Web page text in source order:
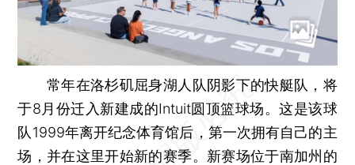
常年在洛杉矶屈身湖人队阴影下的快艇队，将
于8月份迁入新建成的Intuit圆顶篮球场。这是该球
队1999年离开纪念体育馆后，第一次拥有自己的主
场，并在这里开始新的赛季。新赛场位于南加州的